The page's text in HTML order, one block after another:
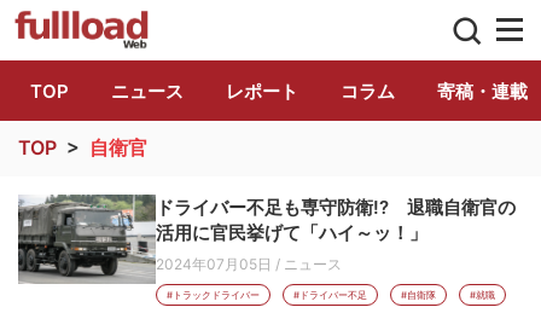
トラック総合情報誌「フルロード」公式
TOP ニュース レポート コラム 寄稿・連載
TOP > 自衛官
ドライバー不足も専守防衛!? 退職自衛官の
活用に官民挙げて「ハイ～ッ！」
2024年07月05日 / ニュース
#トラックドライバー #ドライバー不足 #自衛隊 #就職